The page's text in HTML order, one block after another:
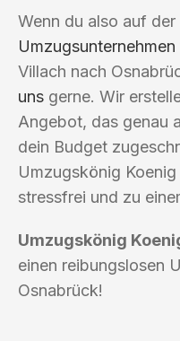
Wenn du also auf der
Umzugsunternehmen
Villach nach
uns gerne. Wir
Angebot, das genau
dein Budget
Umzugskönig
stressfrei und zu
Umzugskönig
einen reibungslosen
Osnabrück!